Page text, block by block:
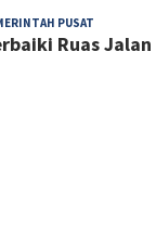
PUSAT
Ruas Jalan